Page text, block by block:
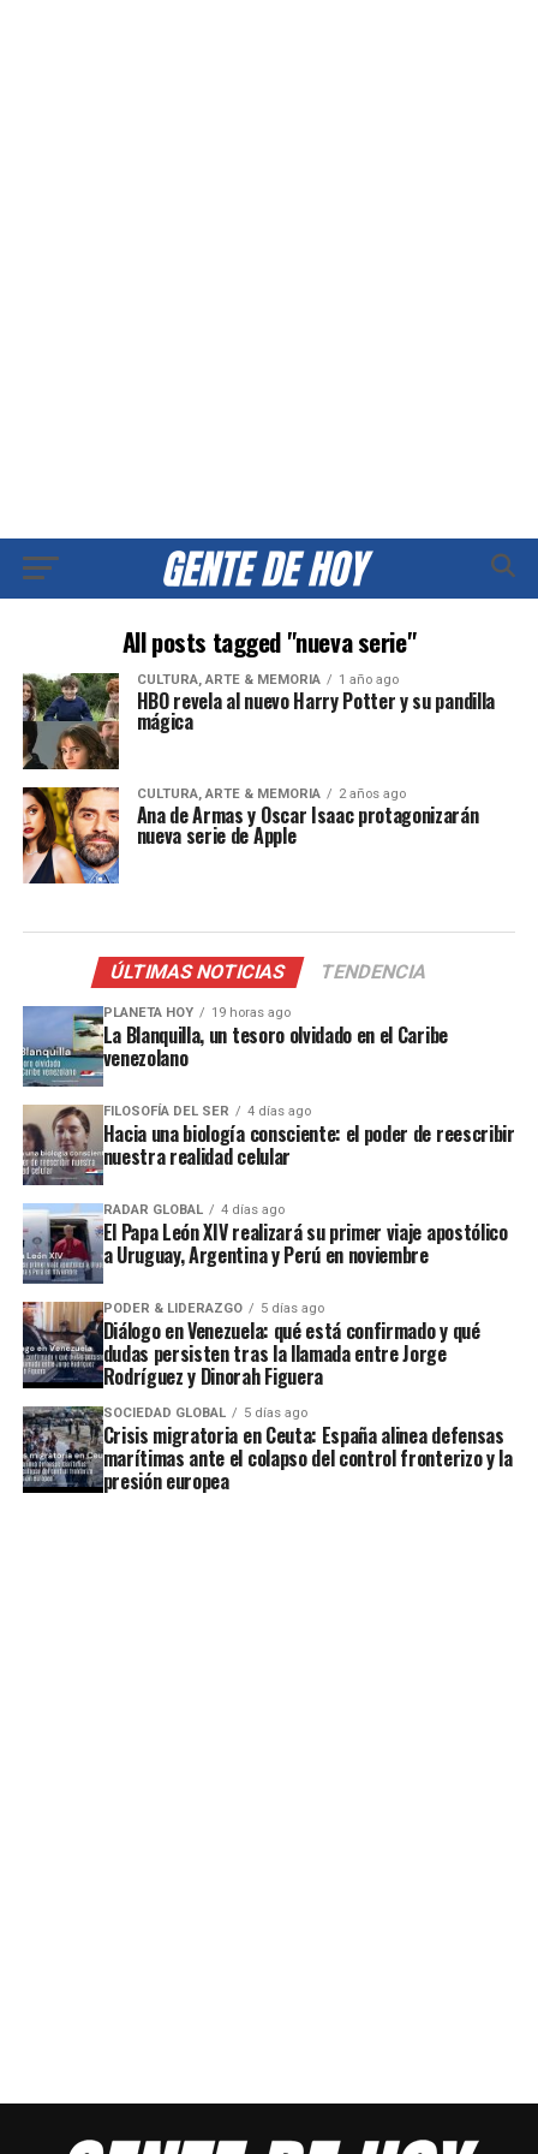
All posts tagged "nueva serie"
CULTURA, ARTE & MEMORIA 1 año ago
HBO revela al nuevo Harry Potter y su pandilla
mágica
CULTURA, ARTE & MEMORIA 2 años ago
Ana de Armas y Oscar Isaac protagonizarán
nueva serie de Apple
ÚLTIMAS NOTICIAS TENDENCIA
PLANETA HOY 19 horas ago
La Blanquilla, un tesoro olvidado en el Caribe
venezolano
FILOSOFÍA DEL SER 4 días ago
Hacia una biología consciente: el poder de reescribir
nuestra realidad celular
RADAR GLOBAL 4 días ago
El Papa León XIV realizará su primer viaje apostólico
a Uruguay, Argentina y Perú en noviembre
PODER & LIDERAZGO 5 días ago
Diálogo en Venezuela: qué está confirmado y qué
dudas persisten tras la llamada entre Jorge
Rodríguez y Dinorah Figuera
SOCIEDAD GLOBAL 5 días ago
Crisis migratoria en Ceuta: España alinea defensas
marítimas ante el colapso del control fronterizo y la
presión europea